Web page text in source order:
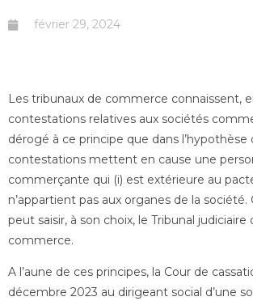
février 29, 2024
Les tribunaux de commerce connaissent,
contestations relatives aux sociétés
dérogé à ce principe que dans l’hypothèse
contestations mettent en cause une
commerçante qui (i) est extérieure au
n’appartient pas aux organes de la
peut saisir, à son choix, le Tribunal judiciaire
commerce.
A l’aune de ces principes, la Cour de
décembre 2023 au dirigeant social d’une